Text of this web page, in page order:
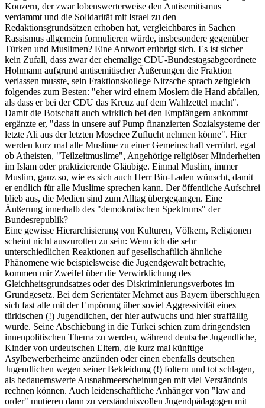
Konzern, der zwar lobenswerterweise den Antisemitismus
verdammt und die Solidarität mit Israel zu den
Redaktionsgrundsätzen erhoben hat, vergleichbares in Sachen
Rassismus allgemein formulieren würde, insbesondere gegenüber
Türken und Muslimen? Eine Antwort erübrigt sich. Es ist sicher
kein Zufall, dass zwar der ehemalige CDU-Bundestagsabgeordnete
Hohmann aufgrund antisemitischer Äußerungen die Fraktion
verlassen musste, sein Fraktionskollege Nitzsche sprach zeitgleich
folgendes zum Besten: "eher wird einem Moslem die Hand abfallen,
als dass er bei der CDU das Kreuz auf dem Wahlzettel macht".
Damit die Botschaft auch wirklich bei den Empfängern ankommt
ergänzte er, "dass in unsere auf Pump finanzierten Sozialsysteme der
letzte Ali aus der letzten Moschee Zuflucht nehmen könne". Hier
werden kurz mal alle Muslime zu einer Gemeinschaft verrührt, egal
ob Atheisten, "Teilzeitmuslime", Angehörige religiöser Minderheiten
im Islam oder praktizierende Gläubige. Einmal Muslim, immer
Muslim, ganz so, wie es sich auch Herr Bin-Laden wünscht, damit
er endlich für alle Muslime sprechen kann. Der öffentliche Aufschrei
blieb aus, die Medien sind zum Alltag übergegangen. Eine
Äußerung innerhalb des "demokratischen Spektrums" der
Bundesrepublik?
Eine gewisse Hierarchisierung von Kulturen, Völkern, Religionen
scheint nicht auszurotten zu sein: Wenn ich die sehr
unterschiedlichen Reaktionen auf gesellschaftlich ähnliche
Phänomene wie beispielsweise die Jugendgewalt betrachte,
kommen mir Zweifel über die Verwirklichung des
Gleichheitsgrundsatzes oder des Diskriminierungsverbotes im
Grundgesetz. Bei dem Serientäter Mehmet aus Bayern überschlugen
sich fast alle mit der Empörung über soviel Aggressivität eines
türkischen (!) Jugendlichen, der hier aufwuchs und hier straffällig
wurde. Seine Abschiebung in die Türkei schien zum dringendsten
innenpolitischen Thema zu werden, während deutsche Jugendliche,
Kinder von urdeutschen Eltern, die kurz mal künftige
Asylbewerberheime anzünden oder einen ebenfalls deutschen
Jugendlichen wegen seiner Bekleidung (!) foltern und tot schlagen,
als bedauernswerte Ausnahmeerscheinungen mit viel Verständnis
rechnen können. Auch leidenschaftliche Anhänger von "law and
order" mutieren dann zu verständnisvollen Jugendpädagogen mit